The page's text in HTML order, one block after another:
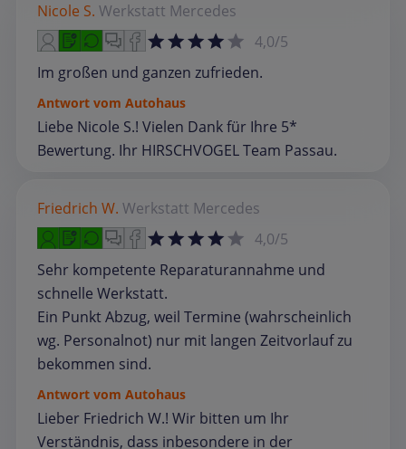
Nicole S. Werkstatt Mercedes
4,0/5
Im großen und ganzen zufrieden.
Antwort vom Autohaus
Liebe Nicole S.! Vielen Dank für Ihre 5*
Bewertung. Ihr HIRSCHVOGEL Team Passau.
Friedrich W. Werkstatt Mercedes
4,0/5
Sehr kompetente Reparaturannahme und
schnelle Werkstatt.
Ein Punkt Abzug, weil Termine (wahrscheinlich
wg. Personalnot) nur mit langen Zeitvorlauf zu
bekommen sind.
Antwort vom Autohaus
Lieber Friedrich W.! Wir bitten um Ihr
Verständnis, dass inbesondere in der